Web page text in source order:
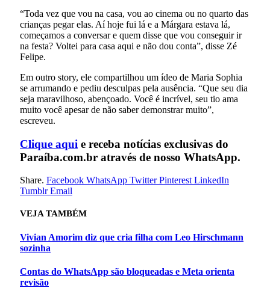
“Toda vez que vou na casa, vou ao cinema ou no quarto das
crianças pegar elas. Aí hoje fui lá e a Márgara estava lá,
começamos a conversar e quem disse que vou conseguir ir
na festa? Voltei para casa aqui e não dou conta”, disse Zé
Felipe.
Em outro story, ele compartilhou um ídeo de Maria Sophia
se arrumando e pediu desculpas pela ausência. “Que seu dia
seja maravilhoso, abençoado. Você é incrível, seu tio ama
muito você apesar de não saber demonstrar muito”,
escreveu.
Clique aqui e receba notícias exclusivas do
Paraíba.com.br através de nosso WhatsApp.
Share. Facebook WhatsApp Twitter Pinterest LinkedIn
Tumblr Email
VEJATAMBÉM
Vivian Amorim diz que cria filha com Leo Hirschmann
sozinha
Contas do WhatsApp são bloqueadas e Meta orienta
revisão